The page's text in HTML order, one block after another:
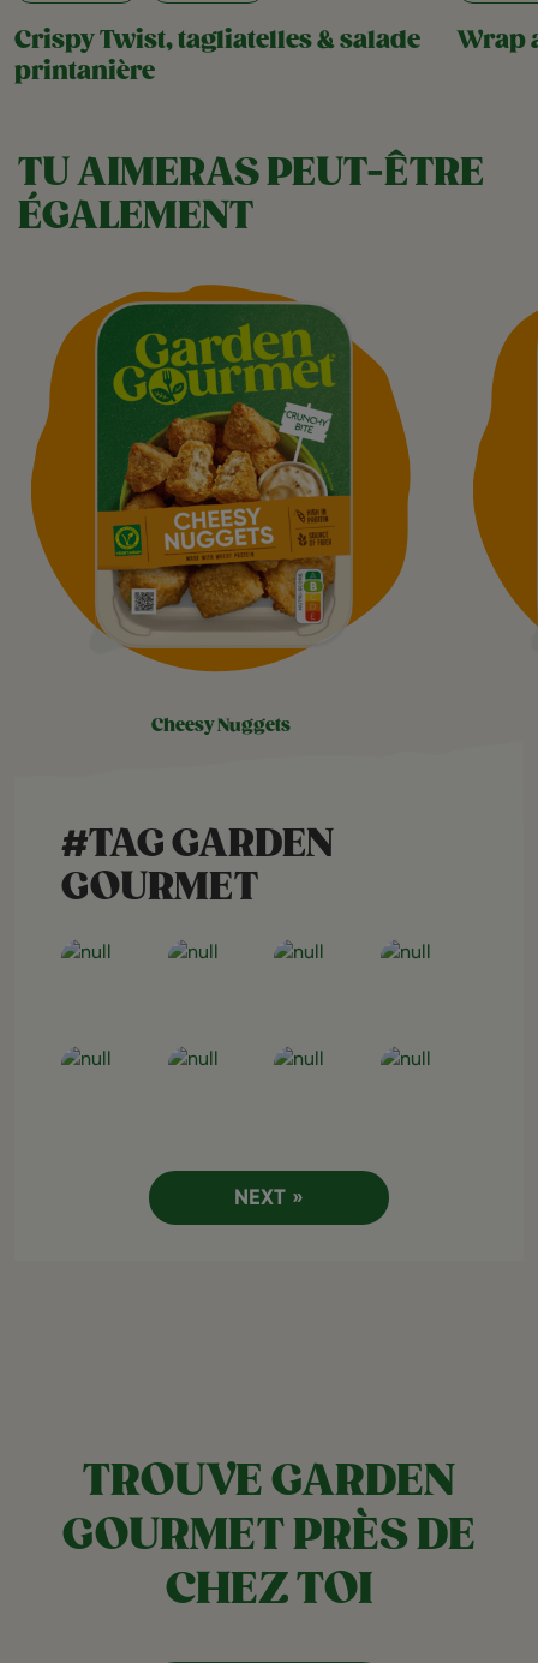
Crispy Twist, tagliatelles & salade
printanière
Wrap
TU AIMERAS PEUT-ÊTRE
ÉGALEMENT
cheesy nuggets
#TAG GARDEN
GOURMET
Open post Open post Open post Open post
Open post Open post Open post Open post
NEXT »
TROUVE GARDEN
GOURMET PRÈS DE
CHEZ TOI